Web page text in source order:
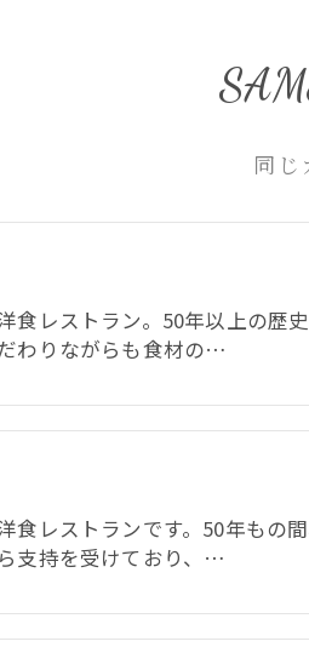
同じ
食レストラン。50年以上の歴
わりながらも食材の…
食レストランです。50年もの
支持を受けており、…